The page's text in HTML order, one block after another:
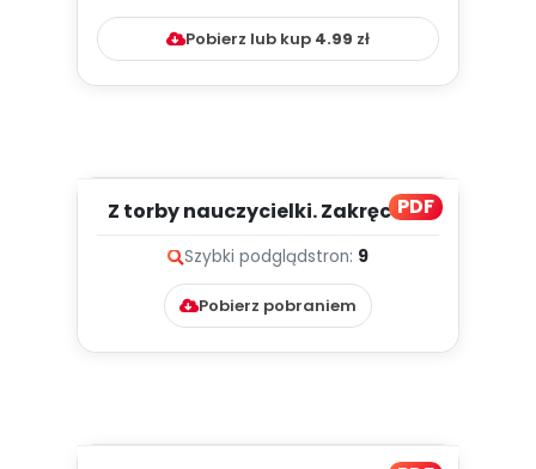
Pobierz lub kup 4.99 zł
PDF
Z torby nauczycielki. Zakręcone
Szybki podglądstron: 9
Pobierz pobraniem